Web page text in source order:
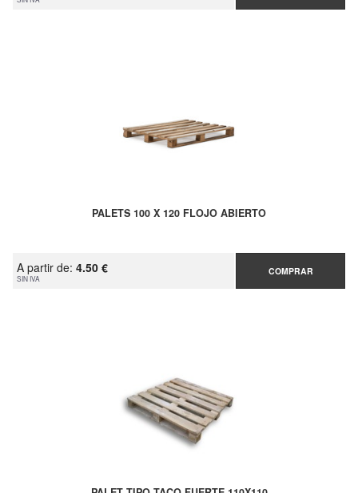
PALETS 100 X 120 FLOJO ABIERTO
A partir de: 4.50 €
SIN IVA
COMPRAR